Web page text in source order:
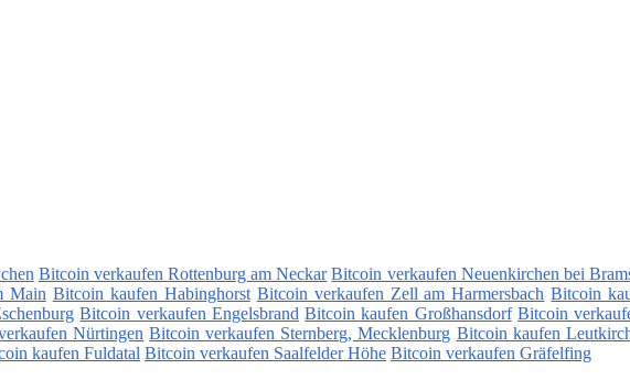
Bitcoin verkaufen Rottenburg am Neckar Bitcoin verkaufen Neuenkirchen bei
Main Bitcoin kaufen Habinghorst Bitcoin verkaufen Zell am Harmersbach Bitcoin
Bitcoin verkaufen Engelsbrand Bitcoin kaufen Großhansdorf Bitcoin
Nürtingen Bitcoin verkaufen Sternberg, Mecklenburg Bitcoin kaufen
kaufen Fuldatal Bitcoin verkaufen Saalfelder Höhe Bitcoin verkaufen Gräfelfing